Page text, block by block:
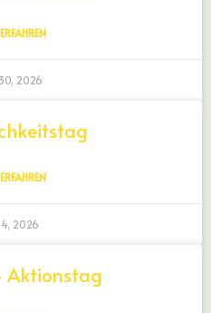
2026
2026
Aktionstag